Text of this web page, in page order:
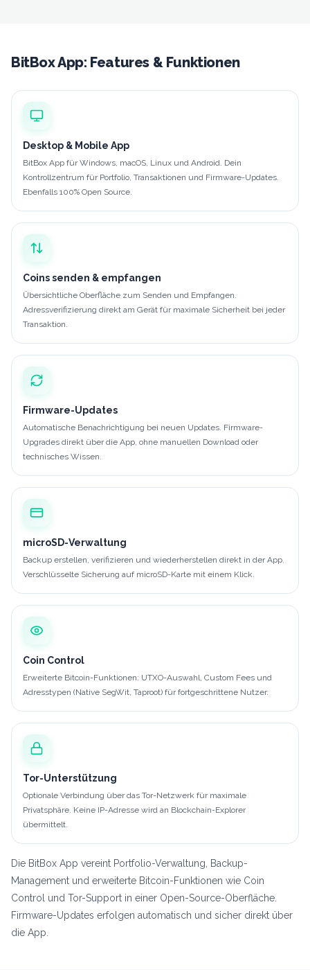
BitBox App: Features & Funktionen
Desktop & Mobile App
BitBox App für Windows, macOS, Linux und Android. Dein
Kontrollzentrum für Portfolio, Transaktionen und Firmware-Updates.
Ebenfalls 100% Open Source.
Coins senden & empfangen
Übersichtliche Oberfläche zum Senden und Empfangen.
Adressverifizierung direkt am Gerät für maximale Sicherheit bei jeder
Transaktion.
Firmware-Updates
Automatische Benachrichtigung bei neuen Updates. Firmware-
Upgrades direkt über die App, ohne manuellen Download oder
technisches Wissen.
microSD-Verwaltung
Backup erstellen, verifizieren und wiederherstellen direkt in der App.
Verschlüsselte Sicherung auf microSD-Karte mit einem Klick.
Coin Control
Erweiterte Bitcoin-Funktionen: UTXO-Auswahl, Custom Fees und
Adresstypen (Native SegWit, Taproot) für fortgeschrittene Nutzer.
Tor-Unterstützung
Optionale Verbindung über das Tor-Netzwerk für maximale
Privatsphäre. Keine IP-Adresse wird an Blockchain-Explorer
übermittelt.
Die BitBox App vereint Portfolio-Verwaltung, Backup-
Management und erweiterte Bitcoin-Funktionen wie Coin
Control und Tor-Support in einer Open-Source-Oberfläche.
Firmware-Updates erfolgen automatisch und sicher direkt über
die App.